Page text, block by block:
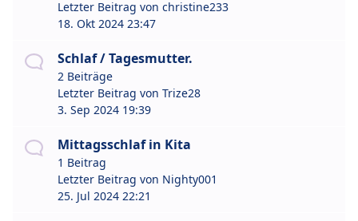
Letzter Beitrag von christine233
18. Okt 2024 23:47
Schlaf / Tagesmutter.
2 Beiträge
Letzter Beitrag von Trize28
3. Sep 2024 19:39
Mittagsschlaf in Kita
1 Beitrag
Letzter Beitrag von Nighty001
25. Jul 2024 22:21